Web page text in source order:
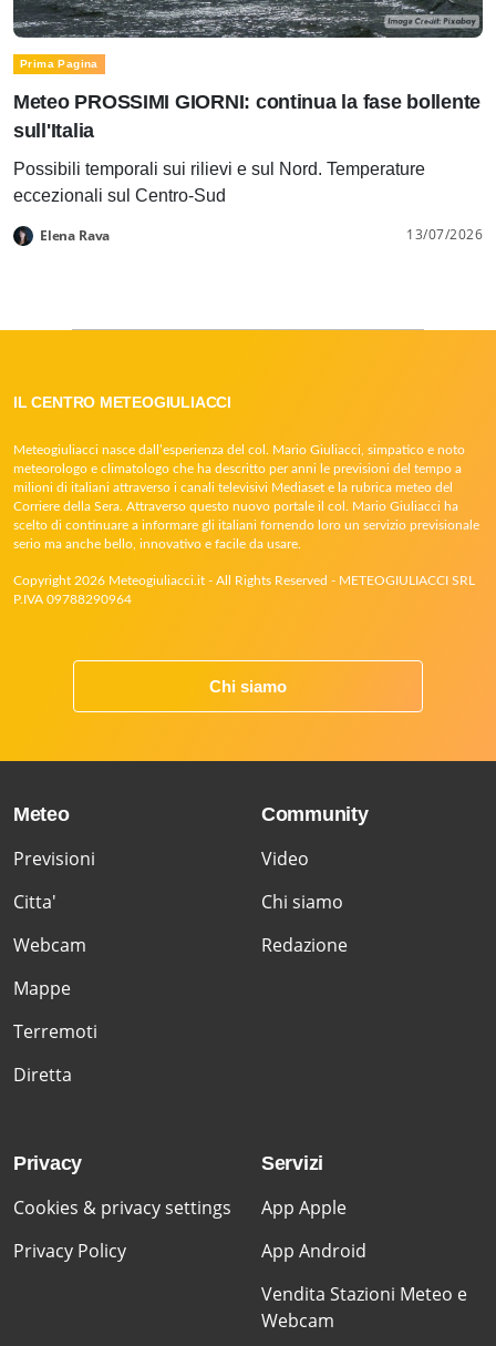
Prima Pagina
Meteo PROSSIMI GIORNI: continua la fase bollente
sull'Italia
Possibili temporali sui rilievi e sul Nord. Temperature
eccezionali sul Centro-Sud
Elena Rava 13/07/2026
IL CENTRO METEOGIULIACCI
Meteogiuliacci nasce dall’esperienza del col. Mario Giuliacci, simpatico e noto
meteorologo e climatologo che ha descritto per anni le previsioni del tempo a
milioni di italiani attraverso i canali televisivi Mediaset e la rubrica meteo del
Corriere della Sera. Attraverso questo nuovo portale il col. Mario Giuliacci ha
scelto di continuare a informare gli italiani fornendo loro un servizio previsionale
serio ma anche bello, innovativo e facile da usare.
Copyright 2026 Meteogiuliacci.it - All Rights Reserved - METEOGIULIACCI SRL
P.IVA 09788290964
Chi siamo
Meteo
Previsioni
Citta'
Webcam
Mappe
Terremoti
Diretta
Community
Video
Chi siamo
Redazione
Privacy
Cookies & privacy settings
Privacy Policy
Servizi
App Apple
App Android
Vendita Stazioni Meteo e
Webcam